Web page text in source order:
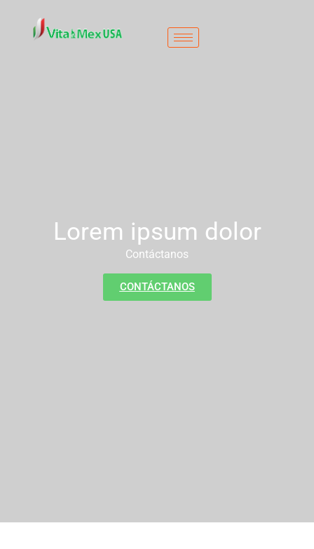
Lorem ipsum dolor
Contáctanos
CONTÁCTANOS